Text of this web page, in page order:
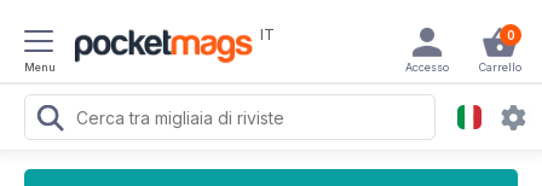
Menu
IT 0
Carrello
Accesso